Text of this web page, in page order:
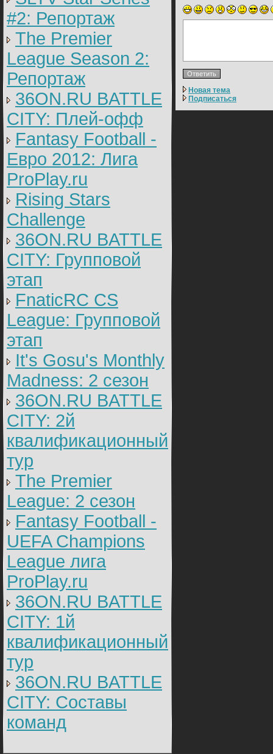
#2: Репортаж
The Premier
League Season 2:
Репортаж
36ON.RU BATTLE
CITY: Плей-офф
Fantasy Football -
Евро 2012: Лига
ProPlay.ru
Rising Stars
Challenge
36ON.RU BATTLE
CITY: Групповой
этап
FnaticRC CS
League: Групповой
этап
It's Gosu's Monthly
Madness: 2 сезон
36ON.RU BATTLE
CITY: 2й
квалификационный
тур
The Premier
League: 2 cезон
Fantasy Football -
UEFA Champions
League лига
ProPlay.ru
36ON.RU BATTLE
CITY: 1й
квалификационный
тур
36ON.RU BATTLE
CITY: Составы
команд
Новая тема
Подписаться